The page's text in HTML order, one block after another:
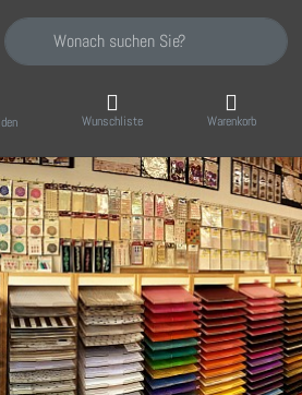
Geben Sie einen Suchbegriff ein. Während
Wunschliste Warenkorb